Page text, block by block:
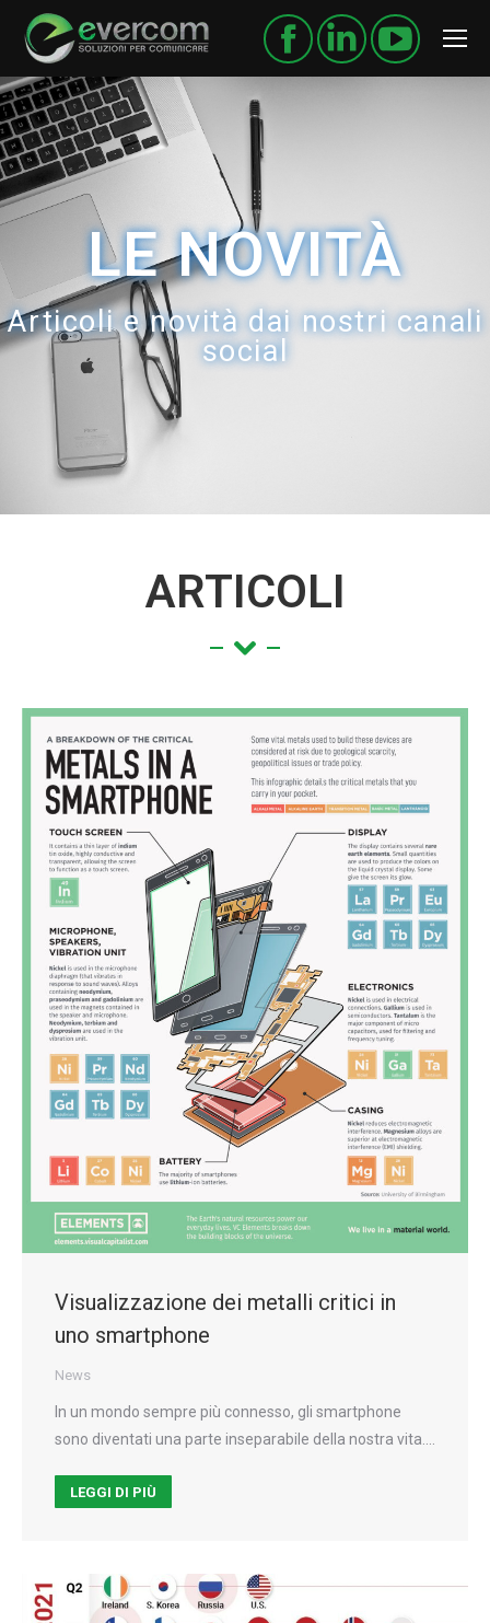
LE NOVITÀ
Articoli e novità dai nostri canali
social
ARTICOLI
Visualizzazione dei metalli critici in
uno smartphone
News
In un mondo sempre più connesso, gli smartphone
sono diventati una parte inseparabile della nostra vita.…
LEGGI DI PIÙ